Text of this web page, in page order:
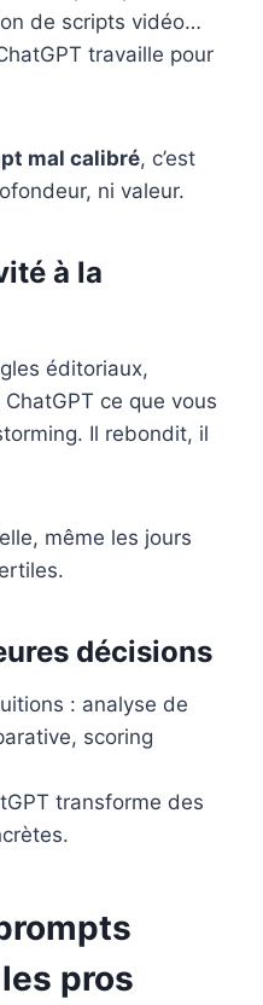
de scripts vidéo…
travaille pour
mal calibré, c’est
ni valeur.
à la
éditoriaux,
ce que vous
Il rebondit, il
même les jours
décisions
: analyse de
scoring
transforme des
pros